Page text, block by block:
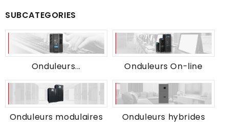
SUBCATEGORIES
Onduleurs... Onduleurs On-line
Onduleurs modulaires Onduleurs hybrides